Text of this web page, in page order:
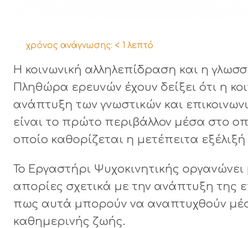
χρόνος ανάγνωσης: < 1 λεπτό
Η κοινωνική αλληλεπίδραση και η
Πληθώρα ερευνών έχουν δείξει ότι η
ανάπτυξη των γνωστικών και
είναι το πρώτο περιβάλλον μέσα στο
οποίο καθορίζεται η μετέπειτα εξέλιξή
Το Εργαστήρι Ψυχοκινητικής
απορίες σχετικά με την ανάπτυξη της
πως αυτά μπορούν να αναπτυχθούν
καθημερινής ζωής.